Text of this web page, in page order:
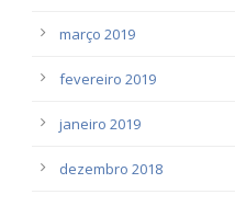
março 2019
fevereiro 2019
janeiro 2019
dezembro 2018